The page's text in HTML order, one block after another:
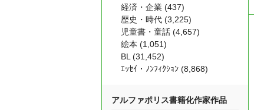
経済・企業 (437)
歴史・時代 (3,225)
児童書・童話 (4,657)
絵本 (1,051)
BL (31,452)
ｴｯｾｲ・ﾉﾝﾌｨｸｼｮﾝ (8,868)
アルファポリス書籍化作家作品